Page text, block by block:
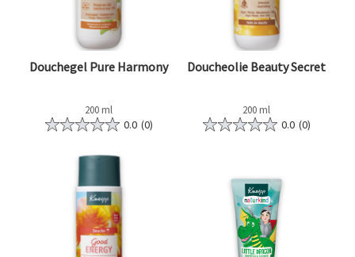
Douchegel Pure Harmony
200 ml
0.0 (0)
Doucheolie Beauty Secret
200 ml
0.0 (0)